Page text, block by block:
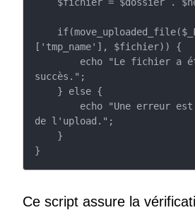
['tmp_name'], $fichier)) {
succès.";
de l'upload.";
}
Ce script assure la